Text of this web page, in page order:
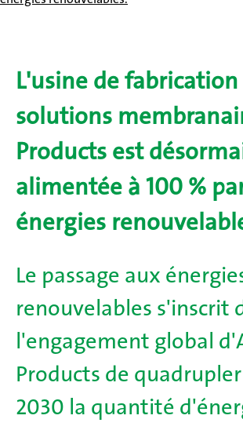
L'usine de
solutions
Products est
alimentée à 100 %
énergies
Le passage aux
renouvelables s'inscrit
l'engagement global
Products de
2030 la quantité